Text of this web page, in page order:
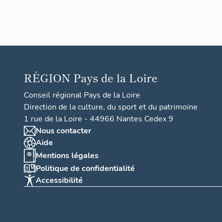
RÉGION Pays de la Loire
Conseil régional Pays de la Loire
Direction de la culture, du sport et du patrimoine
1 rue de la Loire - 44966 Nantes Cedex 9
Nous contacter
Aide
Mentions légales
Politique de confidentialité
Accessibilité